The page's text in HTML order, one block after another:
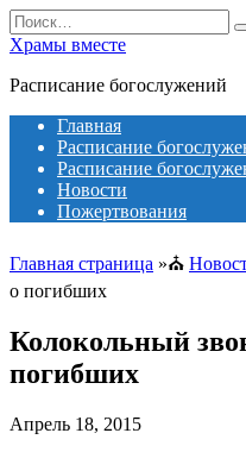
Перейти
к
содержанию
Search
for:
Храмы вместе
Расписание богослужений
Главная
Расписание
Расписание
Новости
Пожертвования
Главная страница »⛪
о погибших
Колокольный
погибших
Апрель 18, 2015